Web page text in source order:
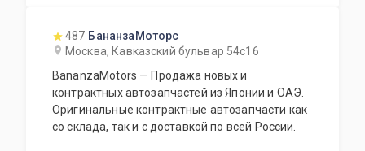
487 БананзаМоторс
Москва, Кавказский бульвар 54с16
BananzaMotors — Продажа новых и
контрактных автозапчастей из Японии и ОАЭ.
Оригинальные контрактные автозапчасти как
со склада, так и с доставкой по всей России.